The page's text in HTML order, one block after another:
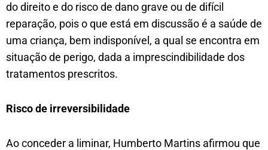
do direito e do risco de dano grave ou de difícil
reparação, pois o que está em discussão é a saúde de
uma criança, bem indisponível, a qual se encontra em
situação de perigo, dada a imprescindibilidade dos
tratamentos prescritos.
Risco de irreversibilidade
Ao conceder a liminar, Humberto Martins afirmou que